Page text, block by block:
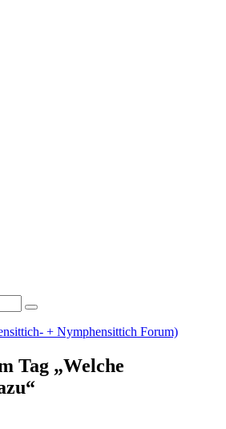
+ Nymphensittich Forum)
Tag „Welche